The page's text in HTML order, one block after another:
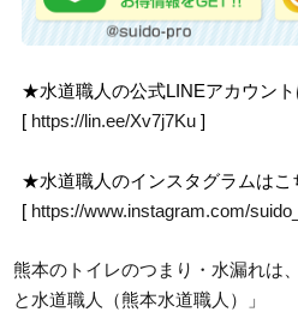
★水道職人の公式LINEアカウント
[ https://lin.ee/Xv7j7Ku ]
★水道職人のインスタグラムはこ
[ https://www.instagram.com/
熊本のトイレのつまり・水漏れは
と水道職人（熊本水道職人）」